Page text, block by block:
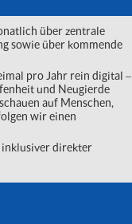
über zentrale
sowie über kommende
pro Jahr rein digital ‒
und Neugierde
auf Menschen,
wir einen
inklusiver direkter